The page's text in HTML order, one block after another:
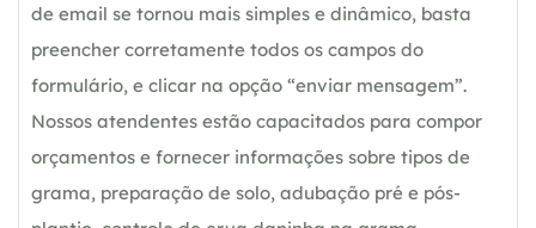
de email se tornou mais simples e dinâmico, basta
preencher corretamente todos os campos do
formulário, e clicar na opção “enviar mensagem”.
Nossos atendentes estão capacitados para compor
orçamentos e fornecer informações sobre tipos de
grama, preparação de solo, adubação pré e pós-